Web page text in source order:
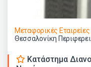
Μεταφορικές Εταιρείες
Θεσσαλονίκη
Κατάστημα